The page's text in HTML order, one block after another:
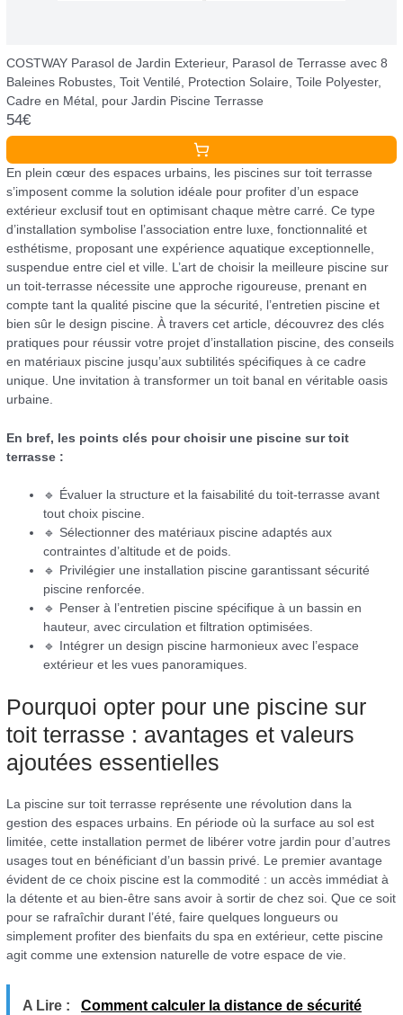
COSTWAY Parasol de Jardin Exterieur, Parasol de Terrasse avec 8
Baleines Robustes, Toit Ventilé, Protection Solaire, Toile Polyester,
Cadre en Métal, pour Jardin Piscine Terrasse
54€
En plein cœur des espaces urbains, les piscines sur toit terrasse
s’imposent comme la solution idéale pour profiter d’un espace
extérieur exclusif tout en optimisant chaque mètre carré. Ce type
d’installation symbolise l’association entre luxe, fonctionnalité et
esthétisme, proposant une expérience aquatique exceptionnelle,
suspendue entre ciel et ville. L’art de choisir la meilleure piscine sur
un toit-terrasse nécessite une approche rigoureuse, prenant en
compte tant la qualité piscine que la sécurité, l’entretien piscine et
bien sûr le design piscine. À travers cet article, découvrez des clés
pratiques pour réussir votre projet d’installation piscine, des conseils
en matériaux piscine jusqu’aux subtilités spécifiques à ce cadre
unique. Une invitation à transformer un toit banal en véritable oasis
urbaine.
En bref, les points clés pour choisir une piscine sur toit
terrasse :
🔹 Évaluer la structure et la faisabilité du toit-terrasse avant
tout choix piscine.
🔹 Sélectionner des matériaux piscine adaptés aux
contraintes d’altitude et de poids.
🔹 Privilégier une installation piscine garantissant sécurité
piscine renforcée.
🔹 Penser à l’entretien piscine spécifique à un bassin en
hauteur, avec circulation et filtration optimisées.
🔹 Intégrer un design piscine harmonieux avec l’espace
extérieur et les vues panoramiques.
Pourquoi opter pour une piscine sur
toit terrasse : avantages et valeurs
ajoutées essentielles
La piscine sur toit terrasse représente une révolution dans la
gestion des espaces urbains. En période où la surface au sol est
limitée, cette installation permet de libérer votre jardin pour d’autres
usages tout en bénéficiant d’un bassin privé. Le premier avantage
évident de ce choix piscine est la commodité : un accès immédiat à
la détente et au bien-être sans avoir à sortir de chez soi. Que ce soit
pour se rafraîchir durant l’été, faire quelques longueurs ou
simplement profiter des bienfaits du spa en extérieur, cette piscine
agit comme une extension naturelle de votre espace de vie.
A Lire :
Comment calculer la distance de sécurité